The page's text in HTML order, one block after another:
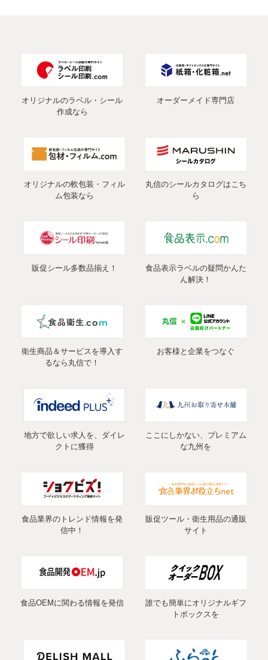
オリジナルのラベル・シール
作成なら
オーダーメイド専門店
オリジナルの軟包装・フィル
ム包装なら
丸信のシールカタログはこち
ら
販促シール多数品揃え！
食品表示ラベルの疑問かんた
ん解決！
衛生商品＆サービスを導入す
るなら丸信で！
お客様と企業をつなぐ
地方で欲しい求人を、ダイレ
クトに獲得
ここにしかない、プレミアム
な九州を
食品業界のトレンド情報を発
信中！
販促ツール・衛生用品の通販
サイト
食品OEMに関わる情報を発信
誰でも簡単にオリジナルギフ
トボックスを